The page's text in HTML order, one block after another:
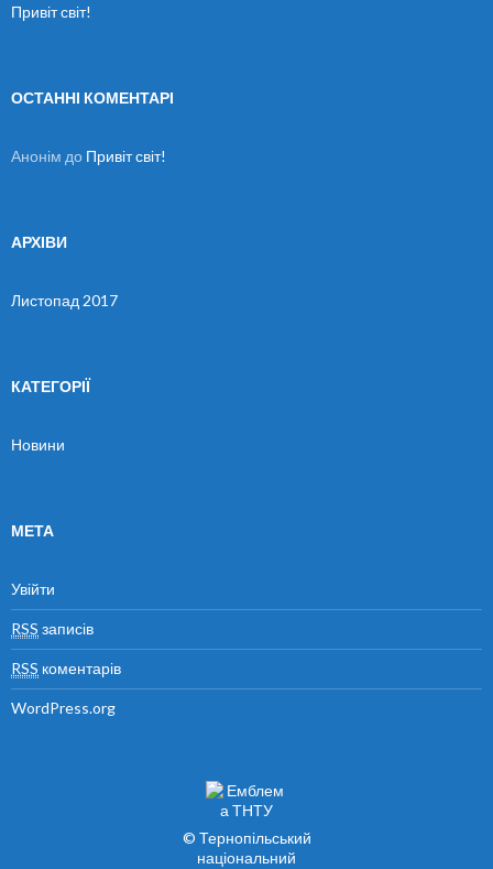
Привіт світ!
ОСТАННІ КОМЕНТАРІ
Анонім до Привіт світ!
АРХІВИ
Листопад 2017
КАТЕГОРІЇ
Новини
МЕТА
Увійти
RSS записів
RSS коментарів
WordPress.org
© Тернопільський
національний